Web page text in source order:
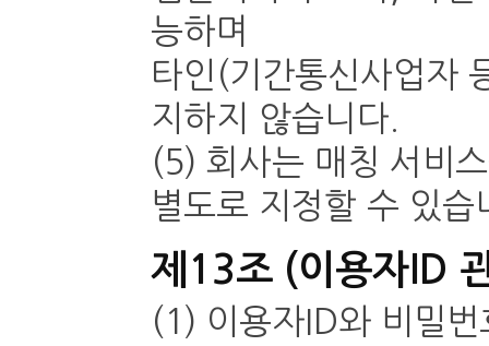
능하며
타인(기간통신사업자
지하지 않습니다.
(5) 회사는 매칭 서비
별도로 지정할 수 있
제13조 (이용자ID
(1) 이용자ID와 비밀